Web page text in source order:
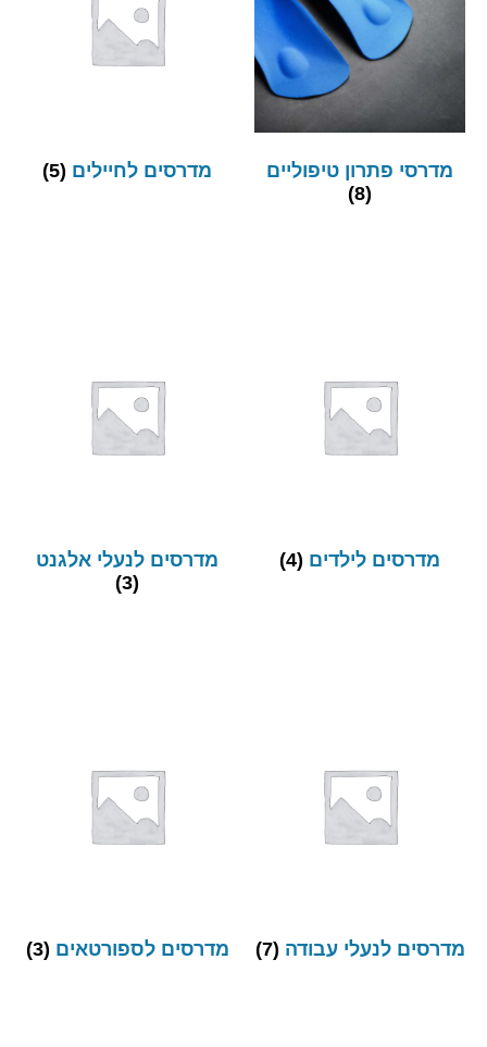
מדרסי פתרון טיפוליים
(8)
מדרסים לחיילים (5)
מדרסים לילדים (4)
מדרסים לנעלי אלגנט
(3)
מדרסים לנעלי עבודה (7) מדרסים לספורטאים (3)